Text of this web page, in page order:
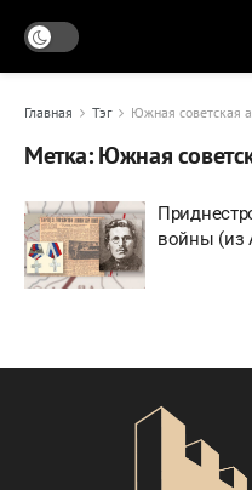
Главная Тэг Южная советская
Метка:Южная
войны (из